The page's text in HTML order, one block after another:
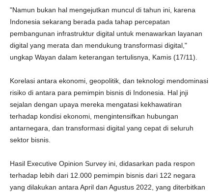
"Namun bukan hal mengejutkan muncul di tahun ini, karena
Indonesia sekarang berada pada tahap percepatan
pembangunan infrastruktur digital untuk menawarkan layanan
digital yang merata dan mendukung transformasi digital,"
ungkap Wayan dalam keterangan tertulisnya, Kamis (17/11).
Korelasi antara ekonomi, geopolitik, dan teknologi mendominasi
risiko di antara para pemimpin bisnis di Indonesia. Hal jnji
sejalan dengan upaya mereka mengatasi kekhawatiran
terhadap kondisi ekonomi, mengintensifkan hubungan
antarnegara, dan transformasi digital yang cepat di seluruh
sektor bisnis.
Hasil Executive Opinion Survey ini, didasarkan pada respon
terhadap lebih dari 12.000 pemimpin bisnis dari 122 negara
yang dilakukan antara April dan Agustus 2022, yang diterbitkan